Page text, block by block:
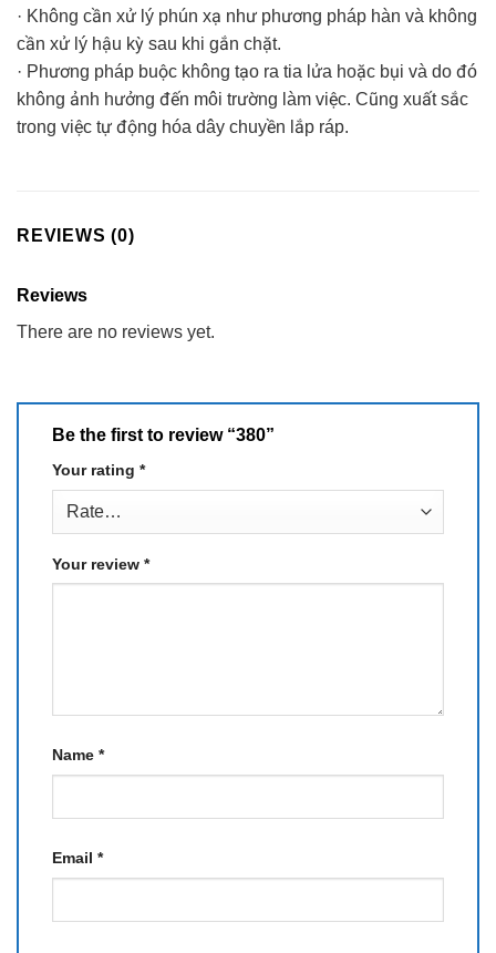
· Không cần xử lý phún xạ như phương pháp hàn và không
cần xử lý hậu kỳ sau khi gắn chặt.
· Phương pháp buộc không tạo ra tia lửa hoặc bụi và do đó
không ảnh hưởng đến môi trường làm việc. Cũng xuất sắc
trong việc tự động hóa dây chuyền lắp ráp.
REVIEWS (0)
Reviews
There are no reviews yet.
Be the first to review “380”
Your rating *
Your review *
Name *
Email *